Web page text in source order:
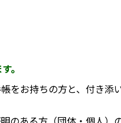
。
をお持ちの方と、付き添